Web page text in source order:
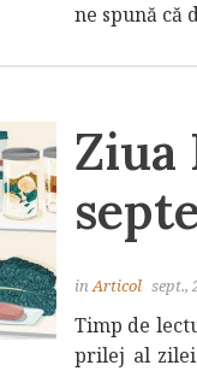
ne spună că
Ziua
inArticol sept.,
Timp de
prilej al